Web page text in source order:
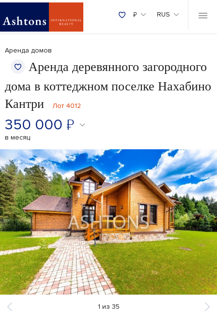
₽ RUS
Аренда домов
Аренда деревянного загородного
дома в коттеджном поселке Нахабино
Кантри
Лот 4012
350 000 ₽
в месяц
1 из 35